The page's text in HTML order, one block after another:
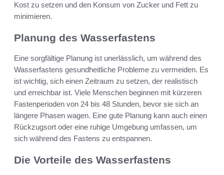
Kost zu setzen und den Konsum von Zucker und Fett zu
minimieren.
Planung des Wasserfastens
Eine sorgfältige Planung ist unerlässlich, um während des
Wasserfastens gesundheitliche Probleme zu vermeiden. Es
ist wichtig, sich einen Zeitraum zu setzen, der realistisch
und erreichbar ist. Viele Menschen beginnen mit kürzeren
Fastenperioden von 24 bis 48 Stunden, bevor sie sich an
längere Phasen wagen. Eine gute Planung kann auch einen
Rückzugsort oder eine ruhige Umgebung umfassen, um
sich während des Fastens zu entspannen.
Die Vorteile des Wasserfastens